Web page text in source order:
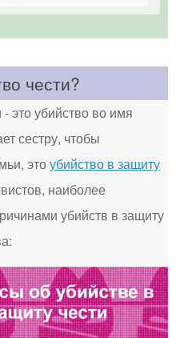
чести?
это убийство во имя
сестру, чтобы
этоубийство в защиту
наиболее
убийств в защиту